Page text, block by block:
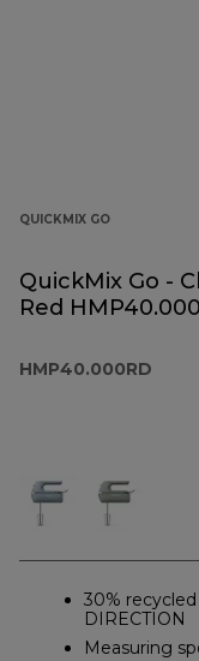
QUICKMIX GO
QuickMix Go -
Red
HMP40.000RD
30%
DIRECTION
Measuring